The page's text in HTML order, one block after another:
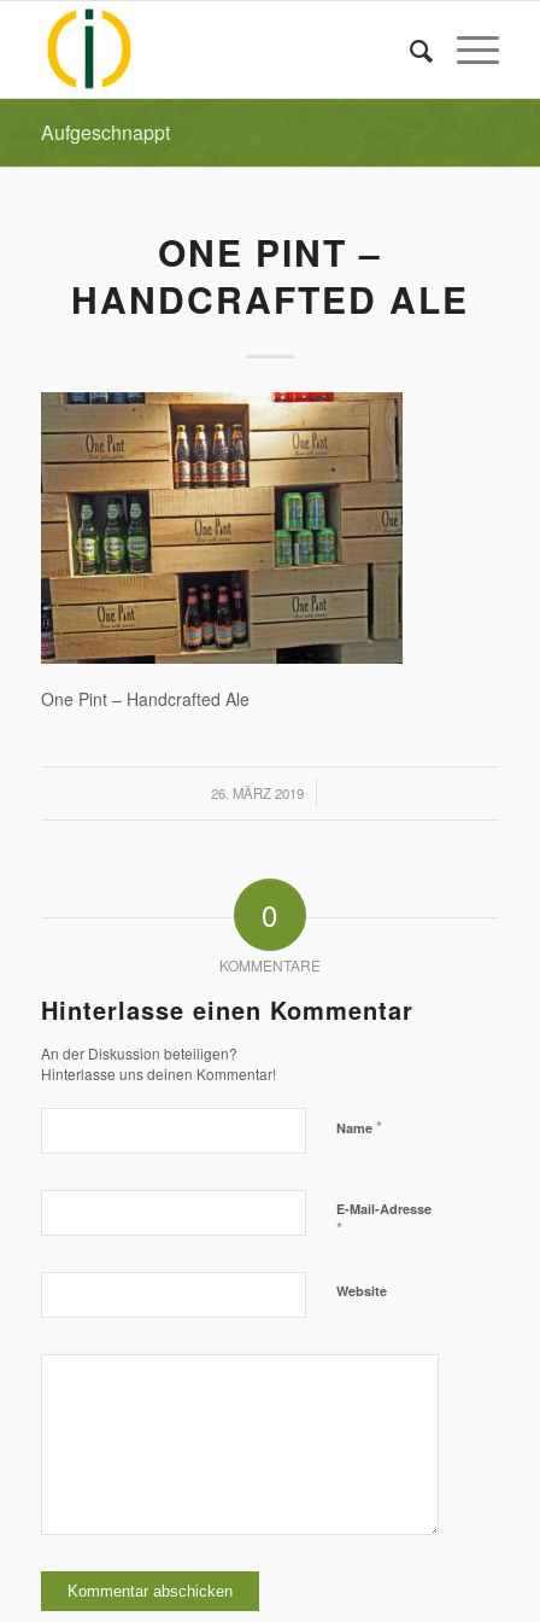
Aufgeschnappt
ONE PINT –
HANDCRAFTED ALE
One Pint – Handcrafted Ale
26. MÄRZ 2019
/
0
KOMMENTARE
Hinterlasse einen Kommentar
An der Diskussion beteiligen?
Hinterlasse uns deinen Kommentar!
Name *
E-Mail-Adresse
*
Website